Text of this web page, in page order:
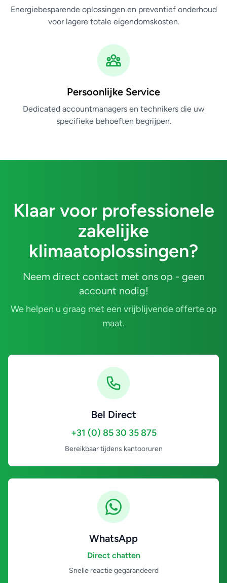
Energiebesparende oplossingen en preventief onderhoud
voor lagere totale eigendomskosten.
Persoonlijke Service
Dedicated accountmanagers en technikers die uw
specifieke behoeften begrijpen.
Klaar voor professionele
zakelijke
klimaatoplossingen?
Neem direct contact met ons op - geen
account nodig!
We helpen u graag met een vrijblijvende offerte op
maat.
Bel Direct
+31 (0) 85 30 35 875
Bereikbaar tijdens kantooruren
WhatsApp
Direct chatten
Snelle reactie gegarandeerd